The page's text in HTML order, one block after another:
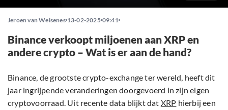
Jeroen van Welsenes 13-02-2025 09:41
Binance verkoopt miljoenen aan XRP en
andere crypto – Wat is er aan de hand?
Binance, de grootste crypto-exchange ter wereld, heeft dit
jaar ingrijpende veranderingen doorgevoerd in zijn eigen
cryptovoorraad. Uit recente data blijkt dat XRP hierbij een